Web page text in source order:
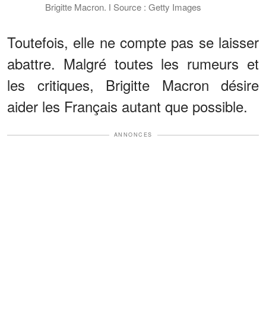
Brigitte Macron. ǀ Source : Getty Images
Toutefois, elle ne compte pas se laisser
abattre. Malgré toutes les rumeurs et
les critiques, Brigitte Macron désire
aider les Français autant que possible.
ANNONCES